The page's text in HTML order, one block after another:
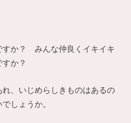
すか？ みんな仲良くイキイキ
か？
、いじめらしきものはあるの
しょうか。